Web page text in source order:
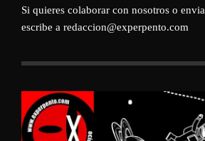
Si quieres colaborar con nosotros o
escribe a redaccion@experpento.com